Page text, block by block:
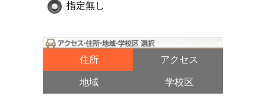
指定無し
住所 アクセス
地域 学校区